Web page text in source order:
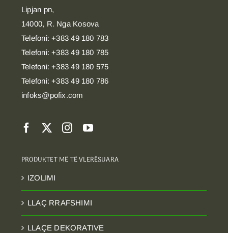
Lipjan pn,
14000, R. Nga Kosova
Telefoni: +383 49 180 783
Telefoni: +383 49 180 785
Telefoni: +383 49 180 575
Telefoni: +383 49 180 786
infoks@pofix.com
PRODUKTET MË TË VLERËSUARA
IZOLIMI
LLAÇ RRAFSHIMI
LLAÇE DEKORATIVE